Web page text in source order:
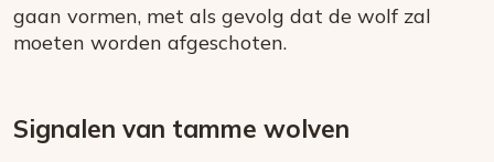
gaan vormen, met als gevolg dat de wolf zal
moeten worden afgeschoten.
Signalen van tamme wolven